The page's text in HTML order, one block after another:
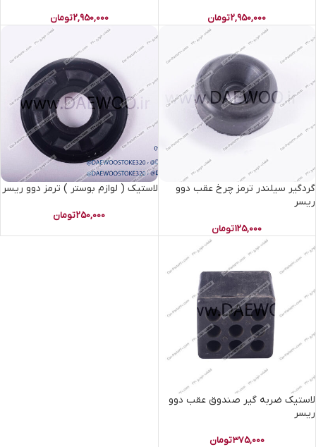
2,950,000تومان 2,950,000تومان
گردگیر سیلندر ترمز چرخ عقب دوو
ریسر
125,000تومان
لاستیک ( لوازم بوستر ) ترمز دوو ریسر
250,000تومان
لاستیک ضربه گیر صندوق عقب دوو
ریسر
375,000تومان